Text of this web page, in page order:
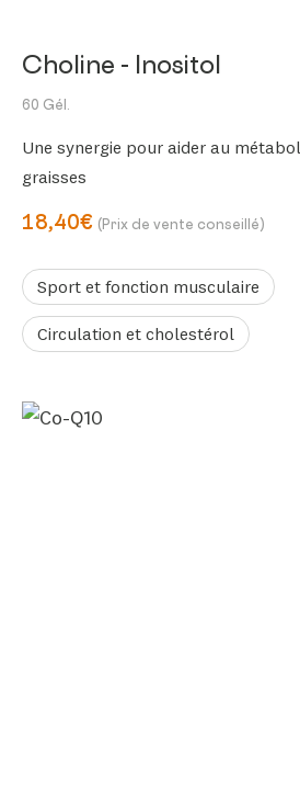
Choline - Inositol
60 Gél.
Une synergie pour aider au
graisses
18,40€ (Prix de vente conseillé)
Sport et fonction musculaire
Circulation et cholestérol